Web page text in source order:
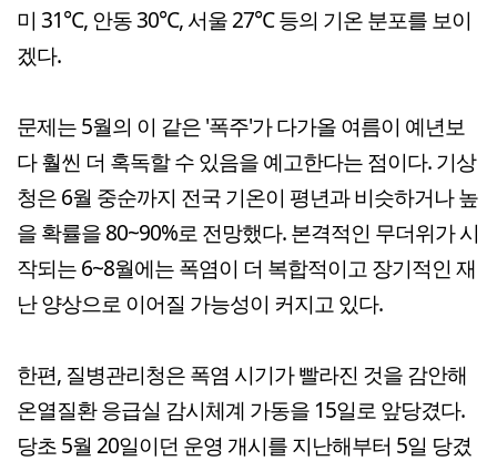
미 31℃, 안동 30℃, 서울 27℃ 등의 기온 분포를 보이
겠다.
문제는 5월의 이 같은 '폭주'가 다가올 여름이 예년보
다 훨씬 더 혹독할 수 있음을 예고한다는 점이다. 기상
청은 6월 중순까지 전국 기온이 평년과 비슷하거나 높
을 확률을 80~90%로 전망했다. 본격적인 무더위가 시
작되는 6~8월에는 폭염이 더 복합적이고 장기적인 재
난 양상으로 이어질 가능성이 커지고 있다.
한편, 질병관리청은 폭염 시기가 빨라진 것을 감안해
온열질환 응급실 감시체계 가동을 15일로 앞당겼다.
당초 5월 20일이던 운영 개시를 지난해부터 5일 당겼